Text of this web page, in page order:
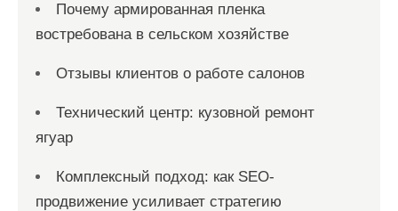
Почему армированная пленка
востребована в сельском хозяйстве
Отзывы клиентов о работе салонов
Технический центр: кузовной ремонт
ягуар
Комплексный подход: как SEO-
продвижение усиливает стратегию